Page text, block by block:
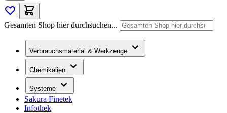
Gesamten Shop hier durchsuchen...
Verbrauchsmaterial & Werkzeuge
Chemikalien
Systeme
Sakura Finetek
Infothek